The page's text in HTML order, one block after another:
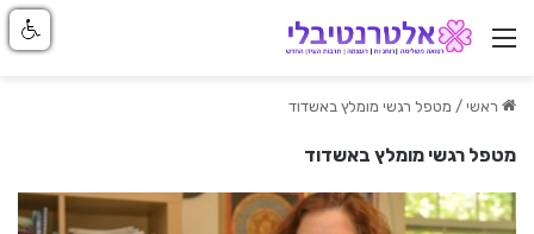
ניווט באתר
ראשי / מטפל רגשי מומלץ באשדוד
מטפל רגשי מומלץ באשדוד